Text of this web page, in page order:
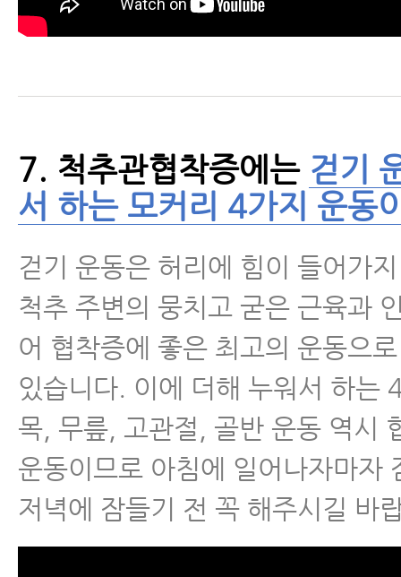
7. 척추관협착증에는 걷기
서 하는 모커리 4가지 운동
걷기 운동은 허리에 힘이 들어가
척추 주변의 뭉치고 굳은 근육과
어 협착증에 좋은 최고의 운동으
있습니다. 이에 더해 누워서 하는
목, 무릎, 고관절, 골반 운동 역시
운동이므로 아침에 일어나자마자
저녁에 잠들기 전 꼭 해주시길 바